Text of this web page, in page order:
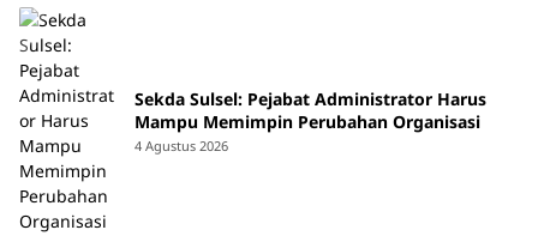
Sekda Sulsel: Pejabat Administrator Harus
Mampu Memimpin Perubahan Organisasi
4 Agustus 2026